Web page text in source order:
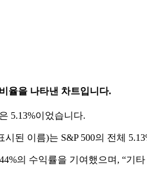
율을 나타낸 차트입니다.
5.13%이었습니다.
된 이름)는 S&P 500의 전체
의 수익률을 기여했으며, “기